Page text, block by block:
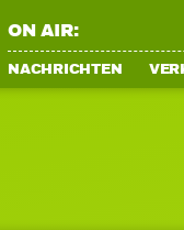
ON AIR:
NACHRICHTEN